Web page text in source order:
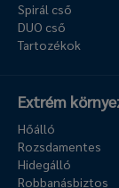
Spirál cső
DUO cső
Tartozékok
Extrém
Hőálló
Rozsdamentes
Hidegálló
Robbanásbiztos